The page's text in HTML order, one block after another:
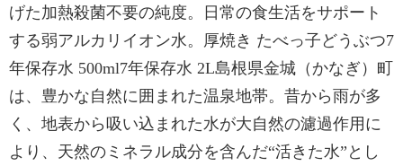
げた加熱殺菌不要の純度。日常の食生活をサポート
する弱アルカリイオン水。厚焼き たべっ子どうぶつ7
年保存水 500ml7年保存水 2L島根県金城（かなぎ）町
は、豊かな自然に囲まれた温泉地帯。昔から雨が多
く、地表から吸い込まれた水が大自然の濾過作用に
より、天然のミネラル成分を含んだ“活きた水”とし